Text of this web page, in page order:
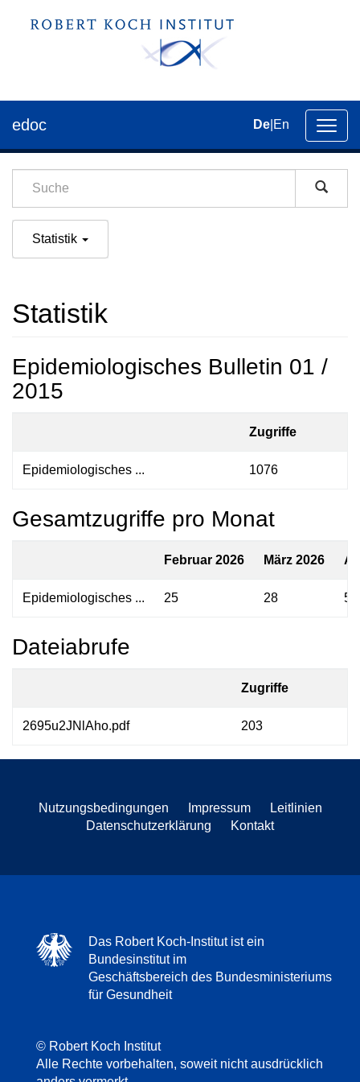
der
edoc De En
Statistik
Statistik
Epidemiologisches Bulletin 01 /
2015
Zugriffe
Epidemiologisches ... 1076
Gesamtzugriffe pro Monat
Februar 2026 März 2026
Epidemiologisches ... 25 28 51
Dateiabrufe
Zugriffe
2695u2JNlAho.pdf 203
Nutzungsbedingungen Impressum
Leitlinien
Datenschutzerklärung
Kontakt
Das Robert Koch-Institut ist ein
Bundesinstitut im
Geschäftsbereich des Bundesministeriums
für Gesundheit
© Robert Koch Institut
Alle Rechte vorbehalten, soweit nicht ausdrücklich